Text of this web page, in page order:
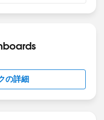
の詳細